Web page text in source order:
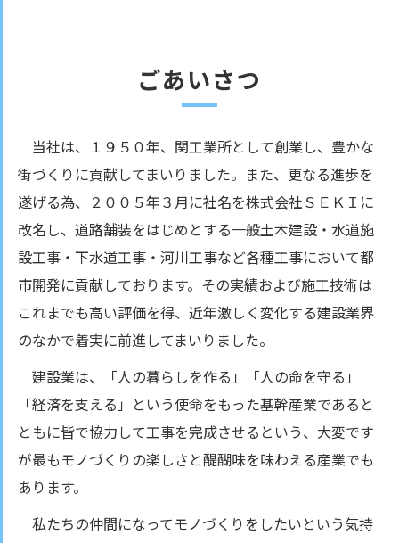
ごあいさつ
当社は、１９５０年、関工業所として創業し、豊かな
街づくりに貢献してまいりました。また、更なる進歩を
遂げる為、２００５年３月に社名を株式会社ＳＥＫＩに
改名し、道路舗装をはじめとする一般土木建設・水道施
設工事・下水道工事・河川工事など各種工事において都
市開発に貢献しております。その実績および施工技術は
これまでも高い評価を得、近年激しく変化する建設業界
のなかで着実に前進してまいりました。
建設業は、「人の暮らしを作る」「人の命を守る」
「経済を支える」という使命をもった基幹産業であると
ともに皆で協力して工事を完成させるという、大変です
が最もモノづくりの楽しさと醍醐味を味わえる産業でも
あります。
私たちの仲間になってモノづくりをしたいという気持